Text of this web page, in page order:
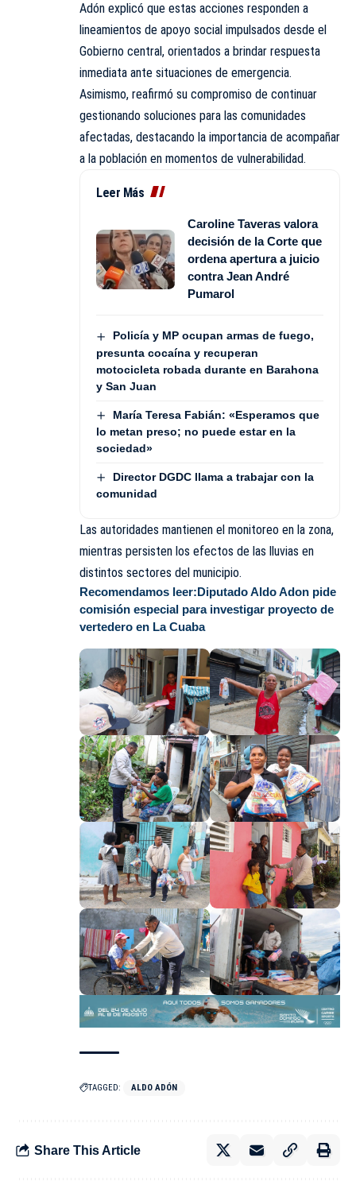
Adón explicó que estas acciones responden a
lineamientos de apoyo social impulsados desde el
Gobierno central, orientados a brindar respuesta
inmediata ante situaciones de emergencia.
Asimismo, reafirmó su compromiso de continuar
gestionando soluciones para las comunidades
afectadas, destacando la importancia de acompañar
a la población en momentos de vulnerabilidad.
Leer Más
Caroline Taveras valora
decisión de la Corte que
ordena apertura a juicio
contra Jean André
Pumarol
Policía y MP ocupan armas de fuego,
presunta cocaína y recuperan
motocicleta robada durante en Barahona
y San Juan
María Teresa Fabián: «Esperamos que
lo metan preso; no puede estar en la
sociedad»
Director DGDC llama a trabajar con la
comunidad
Las autoridades mantienen el monitoreo en la zona,
mientras persisten los efectos de las lluvias en
distintos sectores del municipio.
Recomendamos leer:Diputado Aldo Adon pide
comisión especial para investigar proyecto de
vertedero en La Cuaba
TAGGED: ALDO ADÓN
Share This Article